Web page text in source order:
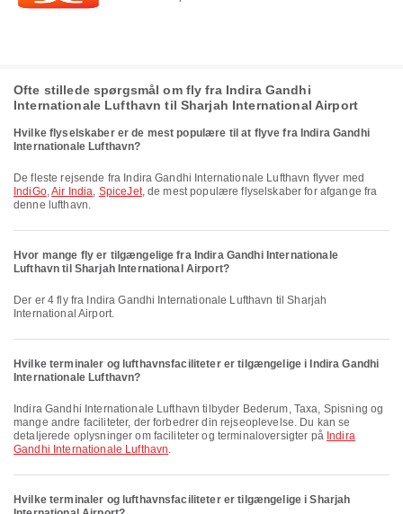
Ofte stillede spørgsmål om fly fra Indira Gandhi
Internationale Lufthavn til Sharjah International Airport
Hvilke flyselskaber er de mest populære til at flyve fra Indira Gandhi
Internationale Lufthavn?
De fleste rejsende fra Indira Gandhi Internationale Lufthavn flyver med
IndiGo,Air India, SpiceJet, de mest populære flyselskaber for afgange fra
denne lufthavn.
Hvor mange fly er tilgængelige fra Indira Gandhi Internationale
Lufthavn til Sharjah International Airport?
Der er 4 fly fra Indira Gandhi Internationale Lufthavn til Sharjah
International Airport.
Hvilke terminaler og lufthavnsfaciliteter er tilgængelige i Indira Gandhi
Internationale Lufthavn?
Indira Gandhi Internationale Lufthavn tilbyder Bederum, Taxa, Spisning og
mange andre faciliteter, der forbedrer din rejseoplevelse. Du kan se
detaljerede oplysninger om faciliteter og terminaloversigter på Indira
Gandhi Internationale Lufthavn.
Hvilke terminaler og lufthavnsfaciliteter er tilgængelige i Sharjah